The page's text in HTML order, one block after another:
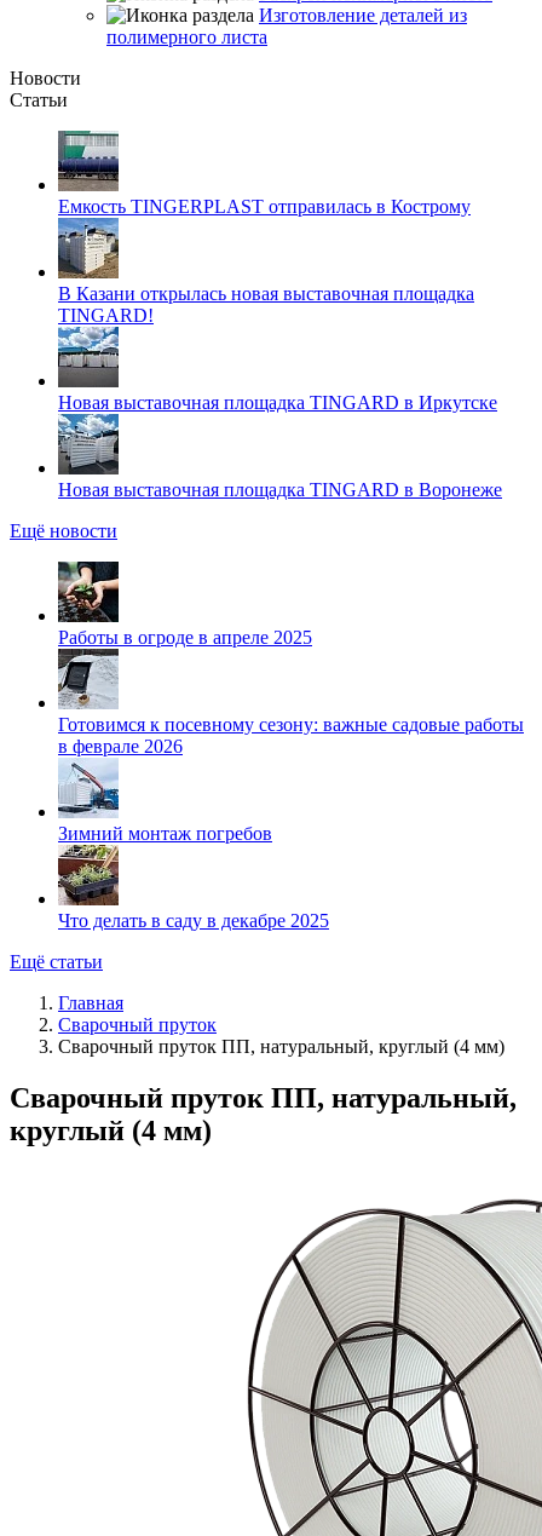
Изготовление деталей из
полимерного листа
Новости
Статьи
Емкость TINGERPLAST отправилась в Кострому
В Казани открылась новая выставочная площадка
TINGARD!
Новая выставочная площадка TINGARD в Иркутске
Новая выставочная площадка TINGARD в Воронеже
Ещё новости
Работы в огроде в апреле 2025
Готовимся к посевному сезону: важные садовые работы
в феврале 2026
Зимний монтаж погребов
Что делать в саду в декабре 2025
Ещё статьи
Главная
Сварочный пруток
Сварочный пруток ПП, натуральный, круглый (4 мм)
Сварочный пруток ПП, натуральный,
круглый (4 мм)